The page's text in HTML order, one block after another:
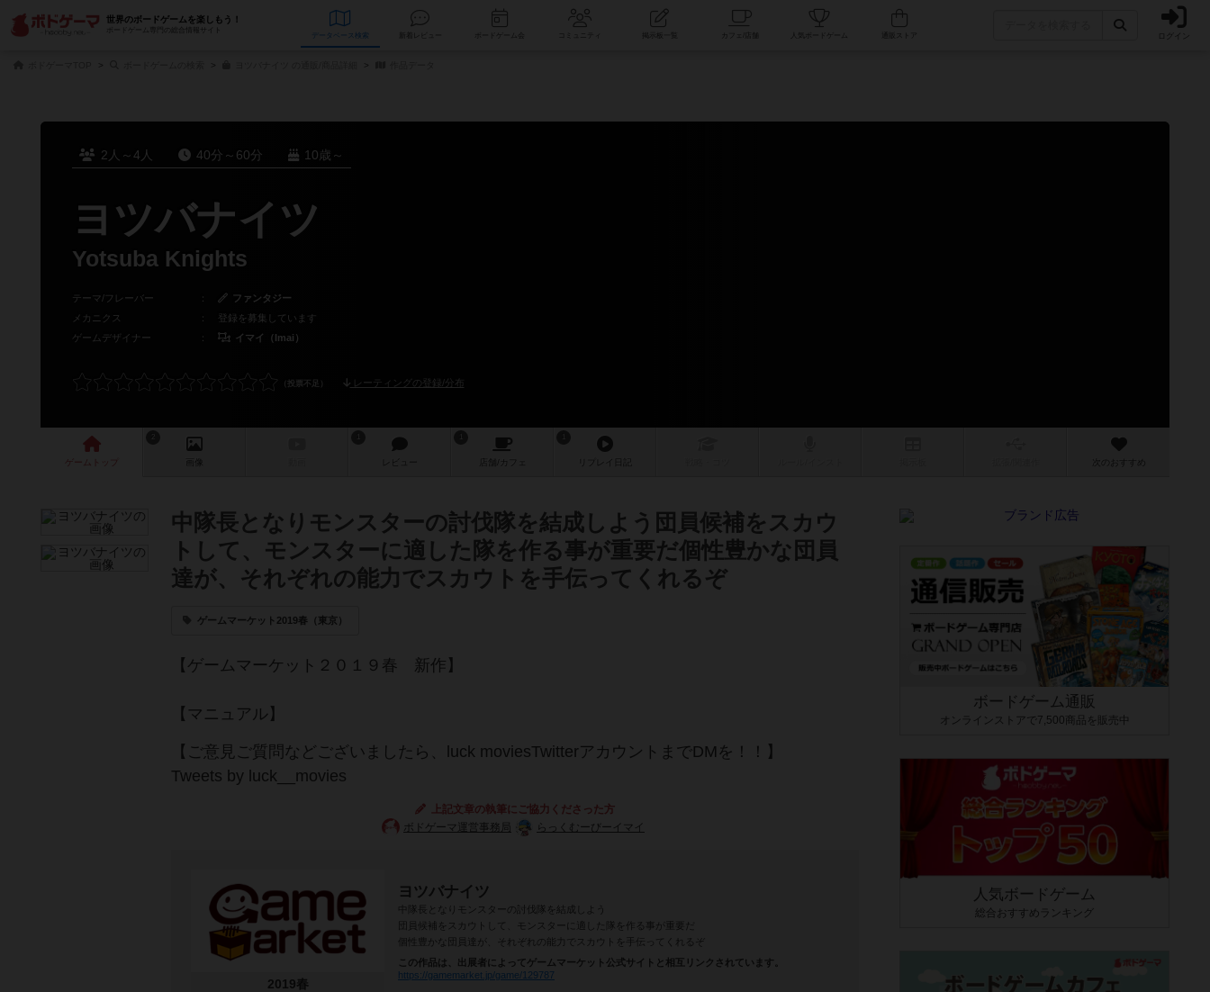
世界のボードゲームを楽しもう！
ボードゲーム専門の総合情報サイト
データベース コミュニティ 人気ボードゲーム ログイン
2人～4人 40分～60分 10歳～
ヨツバナイツ
Yotsuba Knights
テーマ/フレーバー ：
ファンタジー
メカニクス
：
登録を募集しています
ゲームデザイナー
： イマイ（Imai）
レーティングの登録/分布
ゲーム 画像 レビュー 店舗/ カフェ 次のおすすめ
中隊長となりモンスターの討伐隊を結成しよう団員候補をスカウ
トして、モンスターに適した隊を作る事が重要だ個性豊かな団員
達が、それぞれの能力でスカウトを手伝ってくれるぞ
ゲームマーケット2019春（東京）
【ゲームマーケット２０１９春 新作】
【マニュアル】
【ご意見ご質問などございましたら、luck moviesTwitterアカウントまでDMを！！】
Tweets by luck__movies
上記文章の執筆にご協力くださった方
ボドゲーマ運営事務局
らっくむーびーイマイ
2019春
ヨツバナイツ
中隊長となりモンスターの討伐隊を結成しよう
団員候補をスカウトして、モンスターに適した隊を作る事が重要だ
個性豊かな団員達が、それぞれの能力でスカウトを手伝ってくれるぞ
この作品は、出展者によってゲームマーケット公式サイトと相互リンクされています。
https://gamemarket.jp/game/129787
ボードゲーム通販
オンラインストアで7,500商品を販売中
人気ボードゲーム
総合おすすめランキング